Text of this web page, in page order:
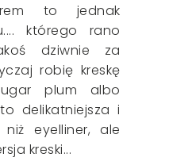
to jednak
którego rano
dziwnie za
robię kreskę
plum albo
delikatniejsza i
eyelliner, ale
kreski...